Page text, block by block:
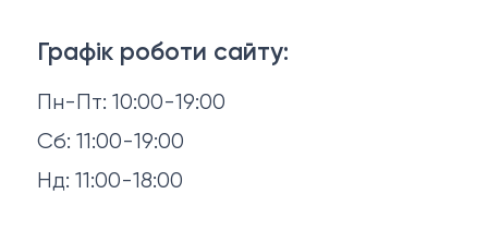
Графік роботи сайту:
Пн-Пт: 10:00-19:00
Сб: 11:00-19:00
Нд: 11:00-18:00
Матраци
Аксесуари для сну
Повернення й обмін
Відгуки